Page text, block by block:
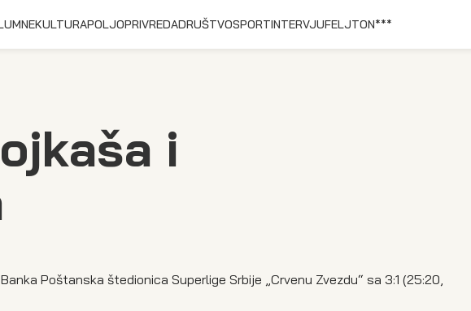
KULTURAPOLJOPRIVREDADRUŠTVOSPORTINTERVJUFELJTON***
i
Poštanska štedionica Superlige Srbije „Crvenu Zvezdu“ sa 3:1 (25:20,